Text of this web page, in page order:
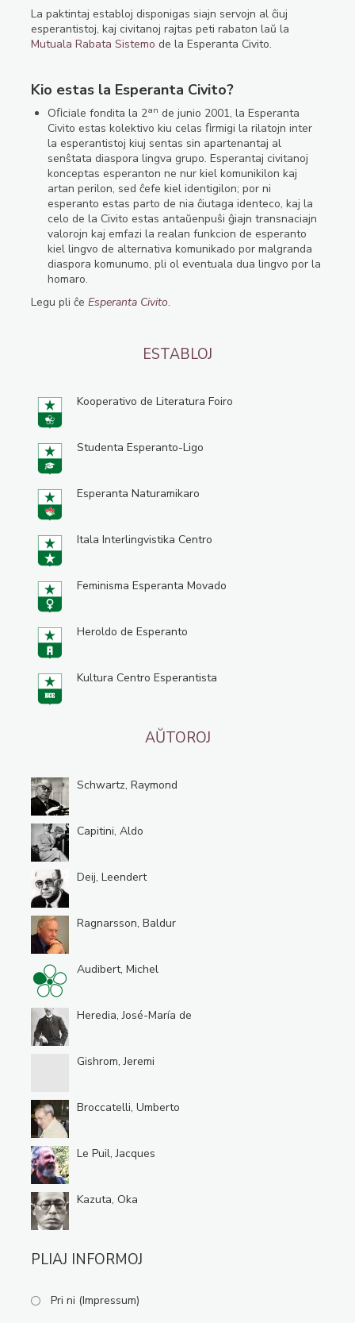
La paktintaj establoj disponigas siajn servojn al ĉiuj
esperantistoj, kaj civitanoj rajtas peti rabaton laŭ la
Mutuala Rabata Sistemo de la Esperanta Civito.
Kio estas la Esperanta Civito?
Oﬁciale fondita la 2an de junio 2001, la Esperanta
Civito estas kolektivo kiu celas ﬁrmigi la rilatojn inter
la esperantistoj kiuj sentas sin apartenantaj al
senŝtata diaspora lingva grupo. Esperantaj civitanoj
konceptas esperanton ne nur kiel komunikilon kaj
artan perilon, sed ĉefe kiel identigilon; por ni
esperanto estas parto de nia ĉiutaga identeco, kaj la
celo de la Civito estas antaŭenpuŝi ĝiajn transnaciajn
valorojn kaj emfazi la realan funkcion de esperanto
kiel lingvo de alternativa komunikado por malgranda
diaspora komunumo, pli ol eventuala dua lingvo por la
homaro.
Legu pli ĉe Esperanta Civito.
ESTABLOJ
Kooperativo de Literatura Foiro
Studenta Esperanto-Ligo
Esperanta Naturamikaro
Itala Interlingvistika Centro
Feminisma Esperanta Movado
Heroldo de Esperanto
Kultura Centro Esperantista
AŬTOROJ
Schwartz, Raymond
Capitini, Aldo
Deij, Leendert
Ragnarsson, Baldur
Audibert, Michel
Heredia, José-María de
Gishrom, Jeremi
Broccatelli, Umberto
Le Puil, Jacques
Kazuta, Oka
PLIAJ INFORMOJ
Pri ni (Impressum)